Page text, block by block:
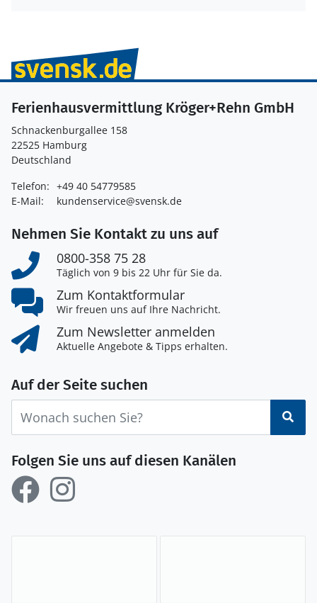
Ferienhausvermittlung Kröger+Rehn GmbH
Schnackenburgallee 158
22525 Hamburg
Deutschland
Telefon: +49 40 54779585
E-Mail:
kundenservice@svensk.de
Nehmen Sie Kontakt zu uns auf
0800-358 75 28
Täglich von 9 bis 22 Uhr für Sie da.
Zum Kontaktformular
Wir freuen uns auf Ihre Nachricht.
Zum Newsletter anmelden
Aktuelle Angebote & Tipps erhalten.
Auf der Seite suchen
Folgen Sie uns auf diesen Kanälen